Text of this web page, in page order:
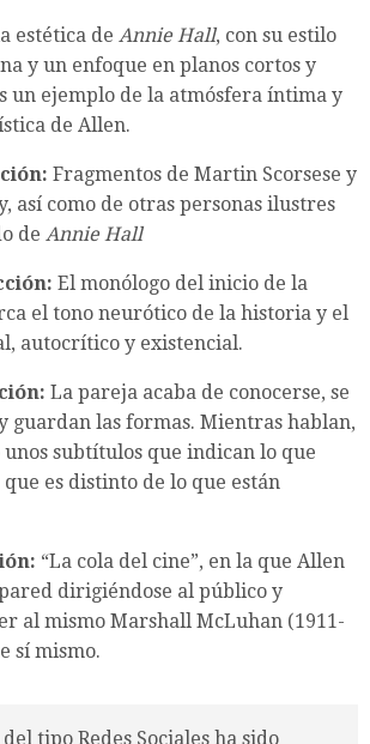
estética de Annie Hall, con su estilo
y un enfoque en planos cortos y
un ejemplo de la atmósfera íntima y
de Allen.
Fragmentos de Martin Scorsese y
así como de otras personas ilustres
de Annie Hall
El monólogo del inicio de la
el tono neurótico de la historia y el
autocrítico y existencial.
La pareja acaba de conocerse, se
guardan las formas. Mientras hablan,
subtítulos que indican lo que
que es distinto de lo que están
“La cola del cine”, en la que Allen
dirigiéndose al público y
al mismo Marshall McLuhan (1911-
sí mismo.
tipo Redes Sociales ha sido